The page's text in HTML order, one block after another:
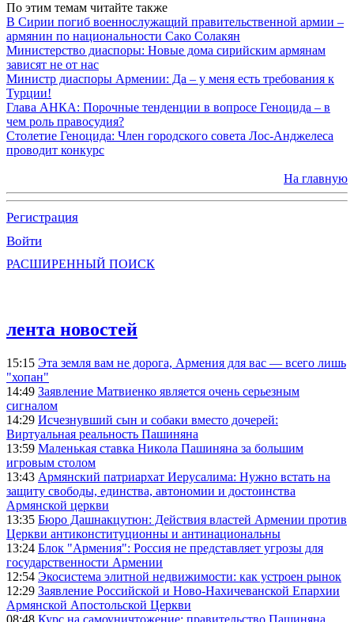
По этим темам читайте также
В Сирии погиб военнослужащий правительственной армии –
армянин по национальности Сако Солакян
Министерство диаспоры: Новые дома сирийским армянам
зависят не от нас
Министр диаспоры Армении: Да – у меня есть требования к
Турции!
Глава АНКА: Порочные тенденции в вопросе Геноцида – в
чем роль правосудия?
Столетие Геноцида: Член городского совета Лос-Анджелеса
проводит конкурс
На главную
Регистрация
Войти
РАСШИРЕННЫЙ ПОИСК
лента новостей
15:15 Эта земля вам не дорога, Армения для вас — всего лишь
"хопан"
14:49 Заявление Матвиенко является очень серьезным
сигналом
14:29 Исчезнувший сын и собаки вместо дочерей:
Виртуальная реальность Пашиняна
13:59 Маленькая ставка Никола Пашиняна за большим
игровым столом
13:43 Армянский патриархат Иерусалима: Нужно встать на
защиту свободы, единства, автономии и достоинства
Армянской церкви
13:35 Бюро Дашнакцутюн: Действия властей Армении против
Церкви антиконституционны и антинациональны
13:24 Блок "Армения": Россия не представляет угрозы для
государственности Армении
12:54 Экосистема элитной недвижимости: как устроен рынок
12:29 Заявление Российской и Ново-Нахичеванской Епархии
Армянской Апостольской Церкви